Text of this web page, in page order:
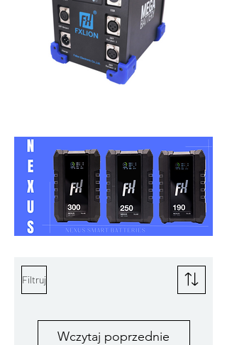
Filtruj
Wczytaj poprzednie